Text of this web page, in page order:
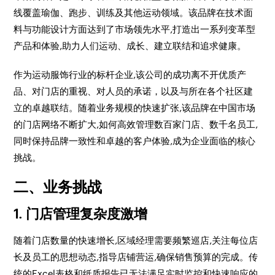
线覆盖瑜伽、跑步、训练及其他运动领域。该品牌在技术面
料与功能设计方面达到了市场领先水平,打造出一系列变革型
产品和体验,助力人们运动、成长、建立联结和追求健康。
作为运动服饰行业的标杆企业,该公司的成功离不开优质产
品、对门店的重视、对人员的承诺，以及与所在各个社区建
立的卓越联结。随着业务规模的快速扩张,该品牌在中国市场
的门店网络不断扩大,如何高效管理数百家门店、数千名员工,
同时保持品牌一致性和卓越的客户体验,成为企业面临的核心
挑战。
二、业务挑战
1. 门店管理复杂度激增
随着门店数量的快速增长,区域经理需要频繁巡店,关注每位店
长及员工的思想动态,指导店铺营运,确保销售预算的完成。传